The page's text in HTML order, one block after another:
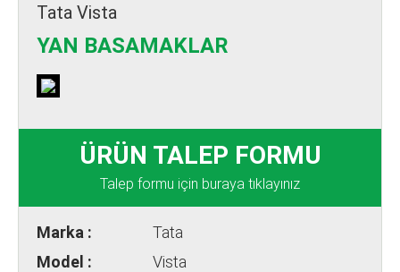
Tata Vista
YAN BASAMAKLAR
ÜRÜN TALEP FORMU
Talep formu için buraya tıklayınız
Marka :
Tata
Model :
Vista